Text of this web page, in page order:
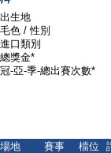
出生地
毛色 / 性別
進口類別
總獎金*
冠-亞-季-總出賽次數*
場地
賽事
檔位